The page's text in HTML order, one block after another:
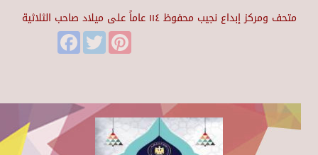
متحف ومركز إبداع نجيب محفوظ ١١٤ عاماً على ميلاد صاحب الثلاثية
FacebookTwitter